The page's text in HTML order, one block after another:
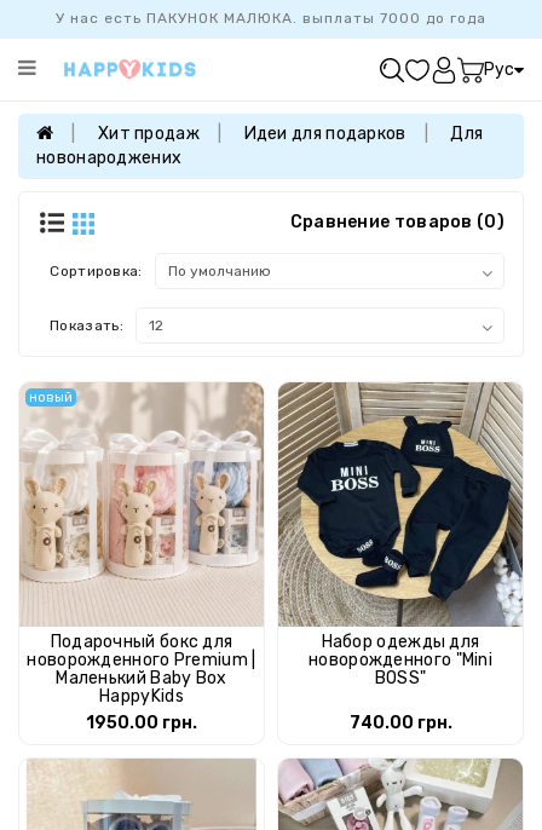
У нас есть ПАКУНОК МАЛЮКА. выплаты 7000 до года
Категории
ПРОДАЖ
БАЗОВАЯ
ДЕВОЧКАМ
МАЛЬЧИКАМ
Рус
Хит продаж Идеи для подарков
Для
новонароджених
Сравнение товаров (0)
Сортировка:
Показать:
новый
Подарочный бокс для
новорожденного Premium |
Маленький Baby Box
HappyKids
1950.00 грн.
Набор одежды для
новорожденного "Mini
BOSS"
740.00 грн.